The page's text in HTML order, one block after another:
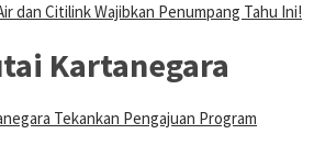
dan Citilink Wajibkan Penumpang Tahu Ini!
Kartanegara